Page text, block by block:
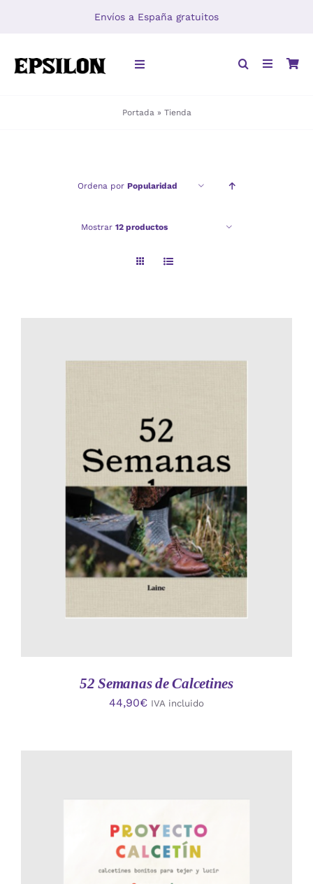
Envíos a España gratuitos
Toggle
Portada » Tienda
Ordena por Popularidad
Mostrar 12 productos
AÑADIR AL CARRITO
/
DETALLES
52 Semanas de Calcetines
44,90€ IVA incluido